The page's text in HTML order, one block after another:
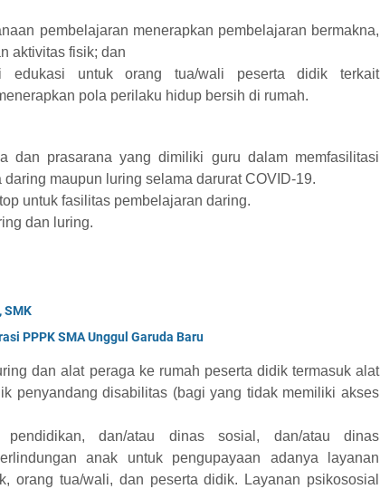
pembelajaran menerapkan pembelajaran bermakna,
aktivitas fisik; dan
edukasi untuk orang tua/wali peserta didik terkait
pola perilaku hidup bersih di rumah.
dan prasarana yang dimiliki guru dalam memfasilitasi
maupun luring selama darurat COVID-19.
untuk fasilitas pembelajaran daring.
dan luring.
SMK
PPPK SMA Unggul Garuda Baru
dan alat peraga ke rumah peserta didik termasuk alat
penyandang disabilitas (bagi yang tidak memiliki akses
dan/atau dinas sosial, dan/atau dinas
anak untuk pengupayaan adanya layanan
orang tua/wali, dan peserta didik. Layanan psikososial